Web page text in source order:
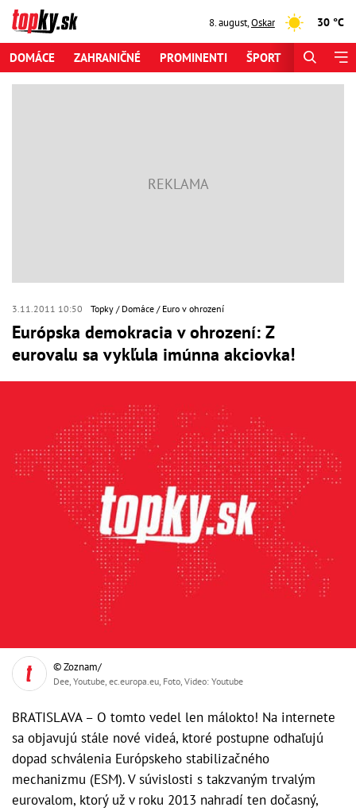
8. august,Oskar 30 °C
DOMÁCE ZAHRANIČNÉ PROMINENTI ŠPORT
3.11.2011 10:50 Topky Domáce Euro v ohrození
Európska demokracia v ohrození: Z
eurovalu sa vykľula imúnna akciovka!
© Zoznam/
Dee, Youtube, ec.europa.eu, Foto, Video: Youtube
BRATISLAVA – O tomto vedel len málokto! Na internete
sa objavujú stále nové videá, ktoré postupne odhaľujú
dopad schválenia Európskeho stabilizačného
mechanizmu (ESM). V súvislosti s takzvaným trvalým
eurovalom, ktorý už v roku 2013 nahradí ten dočasný,